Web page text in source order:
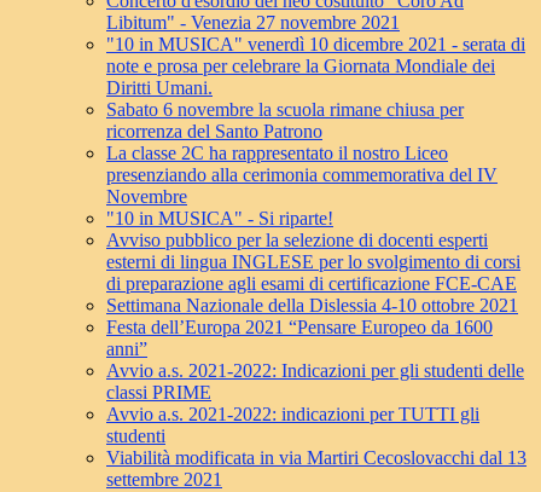
Libitum" - Venezia 27 novembre 2021
"10 in MUSICA" venerdì 10 dicembre 2021 - serata di
note e prosa per celebrare la Giornata Mondiale dei
Diritti Umani.
Sabato 6 novembre la scuola rimane chiusa per
ricorrenza del Santo Patrono
La classe 2C ha rappresentato il nostro Liceo
presenziando alla cerimonia commemorativa del IV
Novembre
"10 in MUSICA" - Si riparte!
Avviso pubblico per la selezione di docenti esperti
esterni di lingua INGLESE per lo svolgimento di corsi
di preparazione agli esami di certificazione FCE-CAE
Settimana Nazionale della Dislessia 4-10 ottobre 2021
Festa dell’Europa 2021 “Pensare Europeo da 1600
anni”
Avvio a.s. 2021-2022: Indicazioni per gli studenti delle
classi PRIME
Avvio a.s. 2021-2022: indicazioni per TUTTI gli
studenti
Viabilità modificata in via Martiri Cecoslovacchi dal 13
settembre 2021